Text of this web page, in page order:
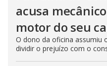
acusa
motor do seu
O dono da oficina assumiu
dividir o prejuízo com o